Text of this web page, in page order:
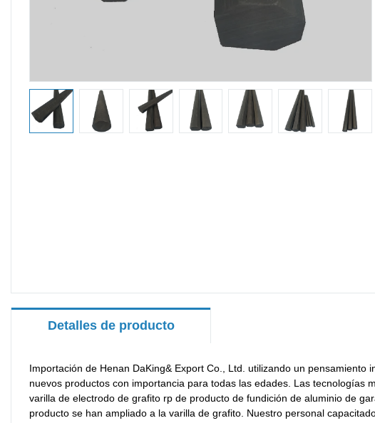
Detalles de producto
Importación de Henan DaKing& Export Co., Ltd. utilizando un
nuevos productos con importancia para todas las edades. Las
varilla de electrodo de grafito rp de producto de fundición de aluminio de
producto se han ampliado a la varilla de grafito. Nuestro personal